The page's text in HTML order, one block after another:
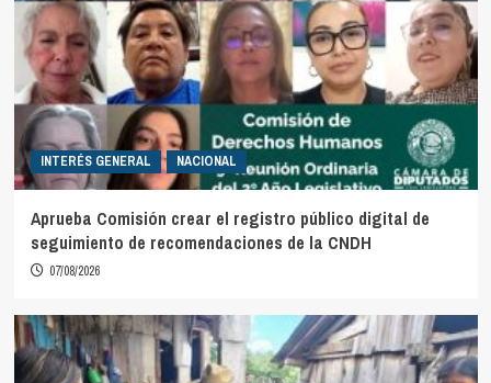
INTERÉS GENERAL NACIONAL
Aprueba Comisión crear el registro público digital de
seguimiento de recomendaciones de la CNDH
07/08/2026